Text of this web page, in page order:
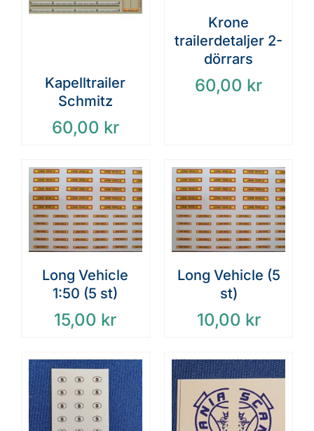
Kapelltrailer
Schmitz
60,00 kr
Krone
trailerdetaljer 2-
dörrars
60,00 kr
Long Vehicle
1:50 (5 st)
15,00 kr
Long Vehicle (5
st)
10,00 kr